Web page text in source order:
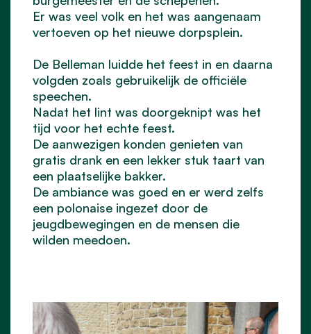
Er was veel volk en het was aangenaam
vertoeven op het nieuwe dorpsplein.
De Belleman luidde het feest in en daarna
volgden zoals gebruikelijk de officiële
speechen.
Nadat het lint was doorgeknipt was het
tijd voor het echte feest.
De aanwezigen konden genieten van
gratis drank en een lekker stuk taart van
een plaatselijke bakker.
De ambiance was goed en er werd zelfs
een polonaise ingezet door de
jeugdbewegingen en de mensen die
wilden meedoen.